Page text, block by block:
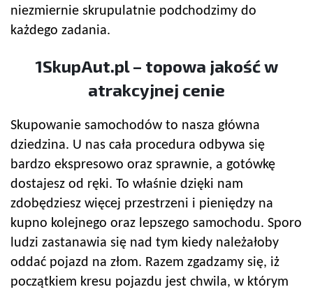
niezmiernie skrupulatnie podchodzimy do
każdego zadania.
1SkupAut.pl – topowa jakość w
atrakcyjnej cenie
Skupowanie samochodów to nasza główna
dziedzina. U nas cała procedura odbywa się
bardzo ekspresowo oraz sprawnie, a gotówkę
dostajesz od ręki. To właśnie dzięki nam
zdobędziesz więcej przestrzeni i pieniędzy na
kupno kolejnego oraz lepszego samochodu. Sporo
ludzi zastanawia się nad tym kiedy należałoby
oddać pojazd na złom. Razem zgadzamy się, iż
początkiem kresu pojazdu jest chwila, w którym